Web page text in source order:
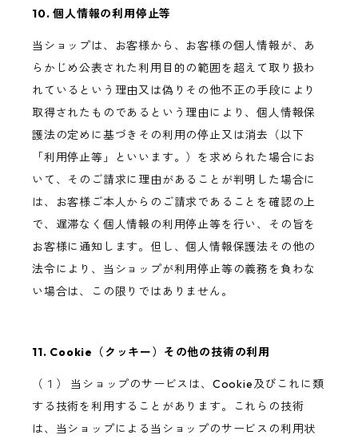
10. 個人情報の利用停止等
当ショップは、お客様から、お客様の個人情報が、あ
らかじめ公表された利用目的の範囲を超えて取り扱わ
れているという理由又は偽りその他不正の手段により
取得されたものであるという理由により、個人情報保
護法の定めに基づきその利用の停止又は消去（以下
「利用停止等」といいます。）を求められた場合にお
いて、そのご請求に理由があることが判明した場合に
は、お客様ご本人からのご請求であることを確認の上
で、遅滞なく個人情報の利用停止等を行い、その旨を
お客様に通知します。但し、個人情報保護法その他の
法令により、当ショップが利用停止等の義務を負わな
い場合は、この限りではありません。
11. Cookie（クッキー）その他の技術の利用
（１） 当ショップのサービスは、Cookie及びこれに類
する技術を利用することがあります。これらの技術
は、当ショップによる当ショップのサービスの利用状